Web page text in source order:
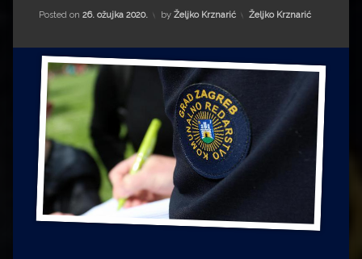
Matea Andrić
Ljiljana Lekanić-Kljaić
Željko Krznarić
Mario Lovreković
Posted on 26. ožujka 2020. by Željko Krznarić Kategorije:
Željko Krznarić